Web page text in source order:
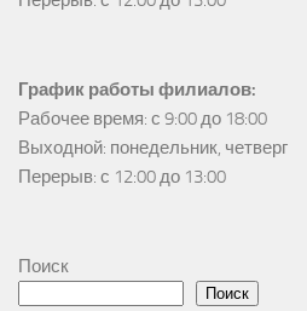
График работы филиалов:
Рабочее время: с 9:00 до 18:00
Выходной: понедельник, четверг
Перерыв: с 12:00 до 13:00
Поиск
Поиск